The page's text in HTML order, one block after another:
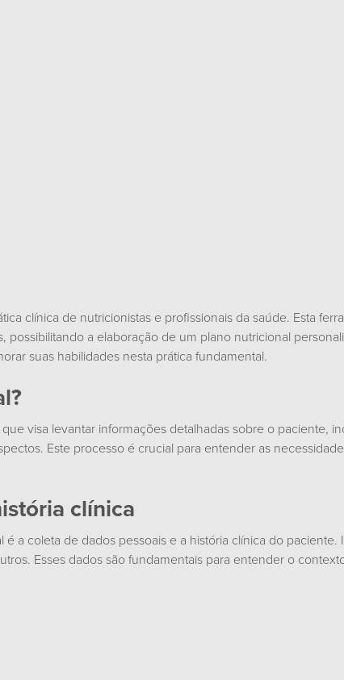
clínica de nutricionistas e profissionais da saúde. Esta
possibilitando a elaboração de um plano nutricional
suas habilidades nesta prática fundamental.
visa levantar informações detalhadas sobre o paciente,
Este processo é crucial para entender as
clínica
a coleta de dados pessoais e a história clínica do
Esses dados são fundamentais para entender o